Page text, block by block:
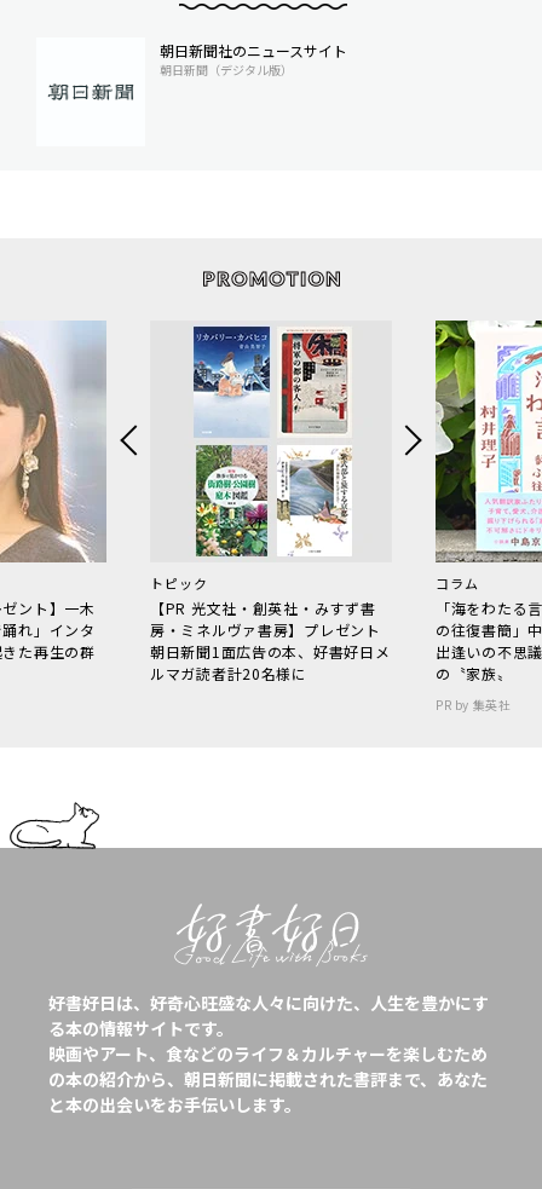
朝日新聞社のニュースサイト
朝日新聞（デジタル版）
ント】一木
れ」インタ
た再生の群
トピック
【PR 光文社・創英社・みすず書
房・ミネルヴァ書房】プレゼント
朝日新聞1面広告の本、好書好日メ
ルマガ読者計20名様に
コラム
「海をわた
の往復書簡」
出逢いの不思
の〝家族〟
PR by 集英社
好書好日は、好奇心旺盛な人々に向けた、人生を豊かにす
る本の情報サイトです。
映画やアート、食などのライフ＆カルチャーを楽しむため
の本の紹介から、朝日新聞に掲載された書評まで、あなた
と本の出会いをお手伝いします。